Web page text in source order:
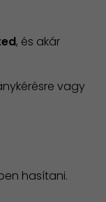
, és akár
vagy
hasítani.